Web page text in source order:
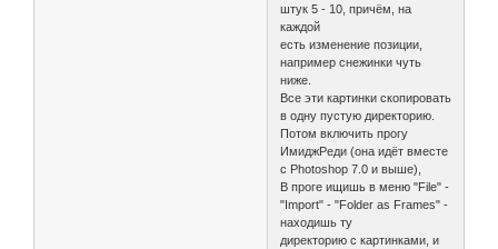
штук 5 - 10, причём, на
каждой
есть изменение позиции,
например снежинки чуть
ниже.
Все эти картинки скопировать
в одну пустую директорию.
Потом включить прогу
ИмиджРеди (она идёт вместе
с Photoshop 7.0 и выше),
В проге ищишь в меню "File" -
"Import" - "Folder as Frames" -
находишь ту
директорию с картинками, и